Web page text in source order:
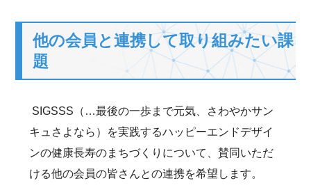
他の会員と連携して取り組みたい課
題
SIGSSS（…最後の一歩まで元気、さわやかサン
キュさよなら）を実践するハッピーエンドデザイ
ンの健康長寿のまちづくりについて、賛同いただ
ける他の会員の皆さんとの連携を希望します。